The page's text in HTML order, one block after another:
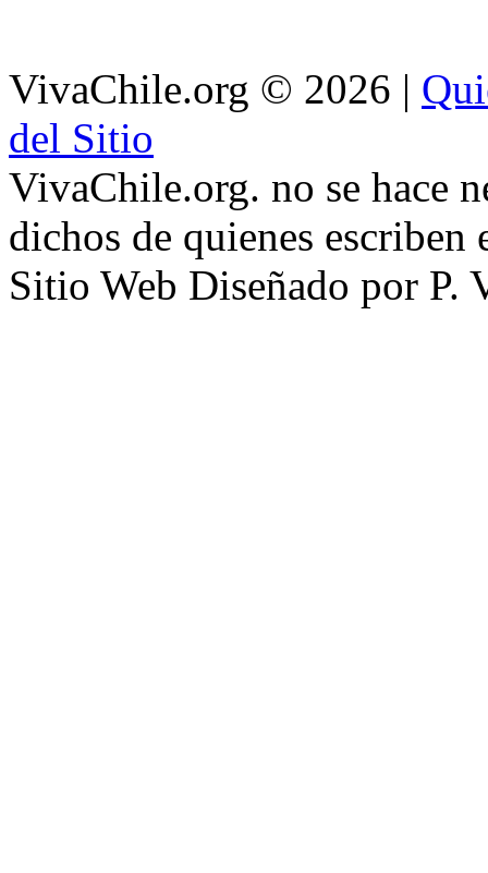
VivaChile.org © 2026 |
del Sitio
VivaChile.org. no se hace
dichos de quienes escriben
Sitio Web Diseñado por